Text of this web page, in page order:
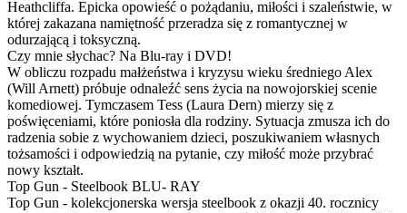
Heathcliffa. Epicka opowieść o pożądaniu, miłości i szaleństwie, w
której zakazana namiętność przeradza się z romantycznej w
odurzającą i toksyczną.
Czy mnie słychac? Na Blu-ray i DVD!
W obliczu rozpadu małżeństwa i kryzysu wieku średniego Alex
(Will Arnett) próbuje odnaleźć sens życia na nowojorskiej scenie
komediowej. Tymczasem Tess (Laura Dern) mierzy się z
poświęceniami, które poniosła dla rodziny. Sytuacja zmusza ich do
radzenia sobie z wychowaniem dzieci, poszukiwaniem własnych
tożsamości i odpowiedzią na pytanie, czy miłość może przybrać
nowy kształt.
Top Gun - Steelbook BLU- RAY
Top Gun - kolekcjonerska wersja steelbook z okazji 40. rocznicy